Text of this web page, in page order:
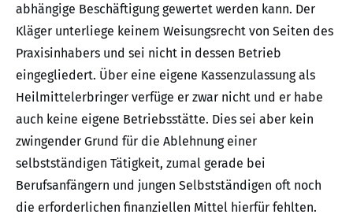
abhängige Beschäftigung gewertet werden kann. Der
Kläger unterliege keinem Weisungsrecht von Seiten des
Praxisinhabers und sei nicht in dessen Betrieb
eingegliedert. Über eine eigene Kassenzulassung als
Heilmittelerbringer verfüge er zwar nicht und er habe
auch keine eigene Betriebsstätte. Dies sei aber kein
zwingender Grund für die Ablehnung einer
selbstständigen Tätigkeit, zumal gerade bei
Berufsanfängern und jungen Selbstständigen oft noch
die erforderlichen finanziellen Mittel hierfür fehlten.